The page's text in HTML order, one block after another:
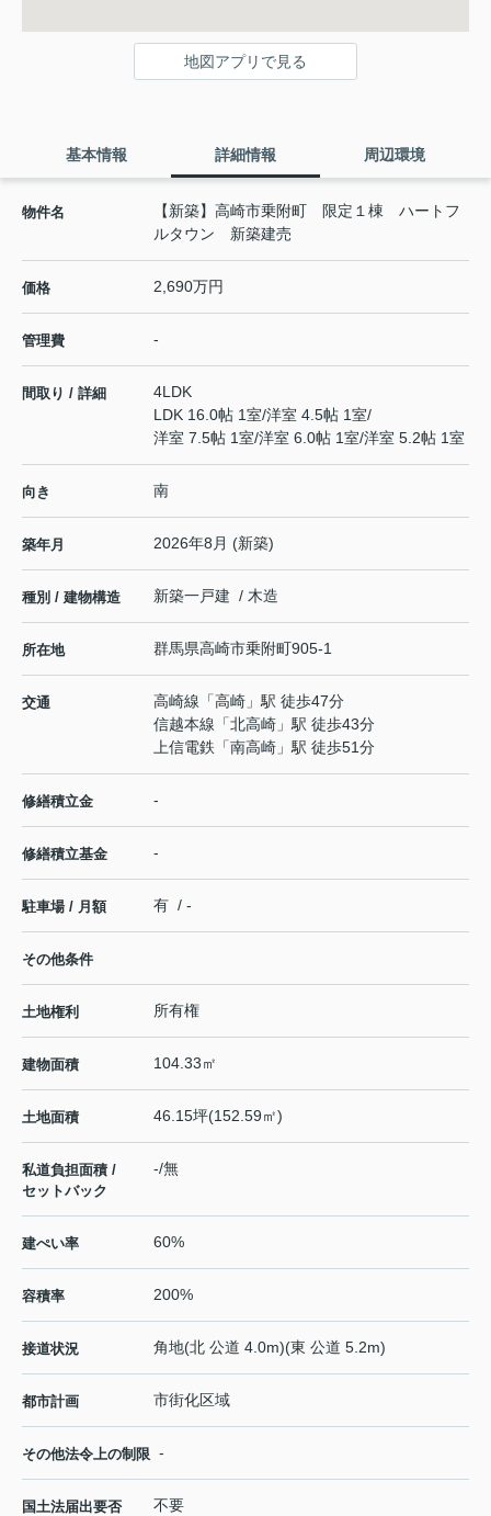
地図アプリで見る
基本情報 詳細情報 周辺環境
物件名
【新築】高崎市乗附町 限定１棟 ハートフ
ルタウン 新築建売
価格 2,690万円
管理費 -
間取り / 詳細
4LDK
LDK 16.0帖 1室/洋室 4.5帖 1室/
洋室 7.5帖 1室/洋室 6.0帖 1室/洋室 5.2帖 1室
向き 南
築年月 2026年8月 (新築)
種別 / 建物構造 新築一戸建 / 木造
所在地 群馬県高崎市乗附町905-1
交通 高崎線 「高崎 」駅 徒歩47分
信越本線 「北高崎 」駅 徒歩43分
上信電鉄 「南高崎 」駅 徒歩51分
修繕積立金 -
修繕積立基金 -
駐車場 / 月額 有 / -
その他条件
土地権利 所有権
建物面積 104.33㎡
土地面積 46.15坪(152.59㎡)
私道負担面積 /
セットバック
-/無
建ぺい率 60%
容積率 200%
接道状況 角地(北 公道 4.0m)(東 公道 5.2m)
都市計画 市街化区域
その他法令上の制限 -
国土法届出要否 不要